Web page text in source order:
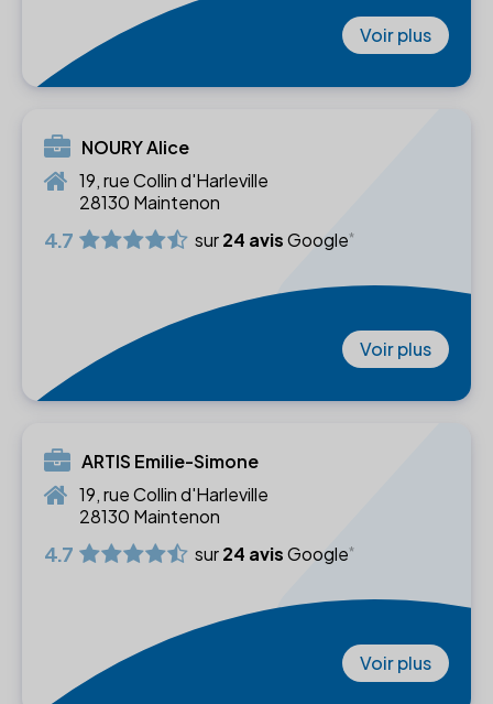
Voir plus
NOURY Alice
19, rue Collin d'Harleville
28130 Maintenon
4.7 sur24 avisGoogle
Voir plus
ARTIS Emilie-Simone
19, rue Collin d'Harleville
28130 Maintenon
4.7 sur24 avisGoogle
Voir plus